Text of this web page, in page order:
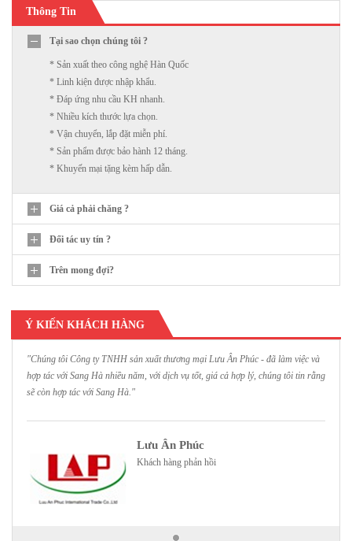
Thông Tin
Tại sao chọn chúng tôi ?
* Sản xuất theo công nghệ Hàn Quốc
* Linh kiện được nhập khẩu.
* Đáp ứng nhu cầu KH nhanh.
* Nhiều kích thước lựa chọn.
* Vận chuyển, lắp đặt miễn phí.
* Sản phẩm được bảo hành 12 tháng.
* Khuyến mại tặng kèm hấp dẫn.
Giá cả phải chăng ?
Đối tác uy tín ?
Trên mong đợi?
Ý KIẾN KHÁCH HÀNG
"Chúng tôi Công ty TNHH sản xuất thương mại Lưu Ân Phúc - đã làm việc và
hợp tác với Sang Hà nhiều năm, với dịch vụ tốt, giá cả hợp lý, chúng tôi tin rằng
sẽ còn hợp tác với Sang Hà."
Lưu Ân Phúc
Khách hàng phản hồi